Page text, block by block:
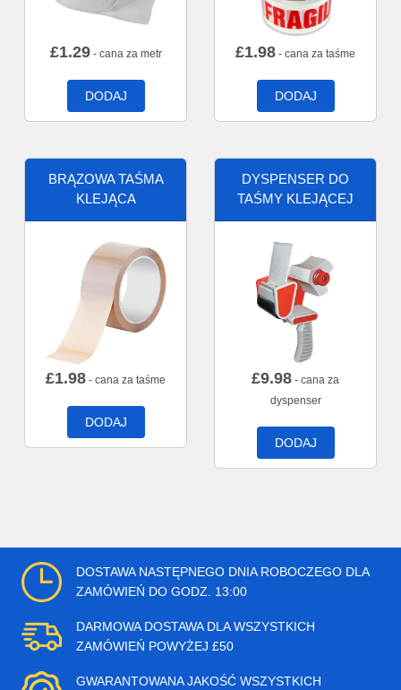
£1.29- cana za metr
DODAJ
£1.98 - cana za taśme
DODAJ
BRĄZOWA TAŚMA
KLEJĄCA
£1.98 - cana za taśme
DODAJ
DYSPENSER DO
TAŚMY KLEJĄCEJ
£9.98 - cana za
dyspenser
DODAJ
DOSTAWA NASTĘPNEGO DNIA ROBOCZEGO DLA
ZAMÓWIEŃ DO GODZ. 13:00
DARMOWA DOSTAWA DLA WSZYSTKICH
ZAMÓWIEŃ POWYŻEJ £50
GWARANTOWANA JAKOŚĆ WSZYSTKICH